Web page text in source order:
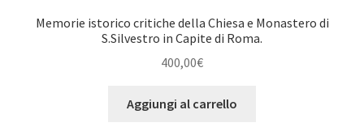
Memorie istorico critiche della Chiesa e Monastero di
S.Silvestro in Capite di Roma.
400,00€
Aggiungi al carrello